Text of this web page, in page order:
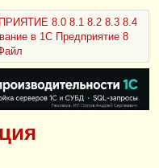
8.0 8.1 8.2 8.3 8.4
в 1С Предприятие 8